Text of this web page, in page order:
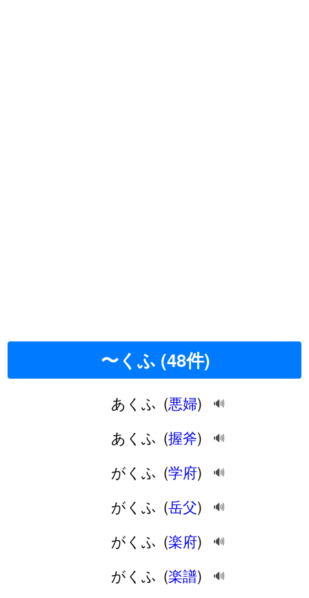
〜くふ (48件)
あくふ (悪婦) 🔊
あくふ (握斧) 🔊
がくふ (学府) 🔊
がくふ (岳父) 🔊
がくふ (楽府) 🔊
がくふ (楽譜) 🔊